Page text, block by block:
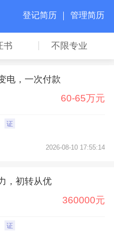
登记简历 ｜ 管理简历
书 不限专业
电，一次付款
60-65万元
证
2026-08-10 17:55:14
，初转从优
360000元
证